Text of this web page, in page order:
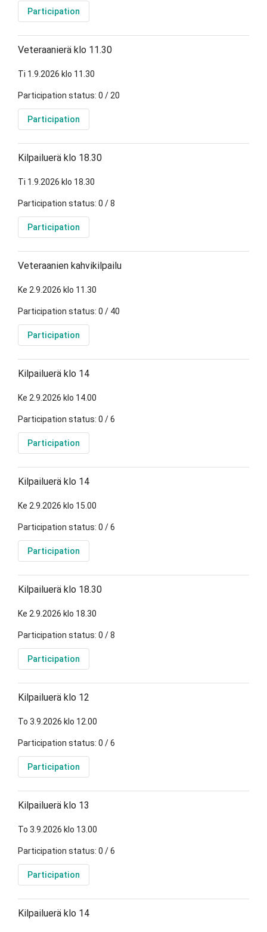
Participation
Veteraanierä klo 11.30
Ti 1.9.2026 klo 11.30
Participation status: 0 / 20
Participation
Kilpailuerä klo 18.30
Ti 1.9.2026 klo 18.30
Participation status: 0 / 8
Participation
Veteraanien kahvikilpailu
Ke 2.9.2026 klo 11.30
Participation status: 0 / 40
Participation
Kilpailuerä klo 14
Ke 2.9.2026 klo 14.00
Participation status: 0 / 6
Participation
Kilpailuerä klo 14
Ke 2.9.2026 klo 15.00
Participation status: 0 / 6
Participation
Kilpailuerä klo 18.30
Ke 2.9.2026 klo 18.30
Participation status: 0 / 8
Participation
Kilpailuerä klo 12
To 3.9.2026 klo 12.00
Participation status: 0 / 6
Participation
Kilpailuerä klo 13
To 3.9.2026 klo 13.00
Participation status: 0 / 6
Participation
Kilpailuerä klo 14